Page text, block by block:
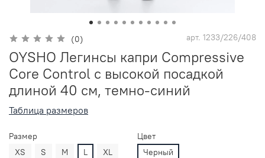
(0) арт. 1233/226/408
OYSHO Легинсы капри Compressive
Core Control с высокой посадкой
длиной 40 см, темно-синий
Таблица размеров
Размер
XS
S M L XL
Цвет
Черный